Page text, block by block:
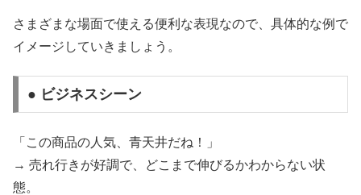
さまざまな場面で使える便利な表現なので、具体的な例で
イメージしていきましょう。
● ビジネスシーン
「この商品の人気、青天井だね！」
→ 売れ行きが好調で、どこまで伸びるかわからない状
態。